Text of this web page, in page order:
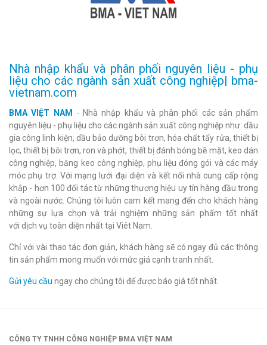
Nhà nhập khẩu và phân phối nguyên liệu - phụ
liệu cho các ngành sản xuất công nghiệp| bma-
vietnam.com
BMA VIỆT NAM
- Nhà nhập khẩu và phân phối các sản phẩm
nguyên liệu - phụ liệu cho các ngành sản xuất công nghiệp như: dầu
gia công linh kiện, dầu bảo dưỡng bôi trơn, hóa chất tẩy rửa, thiết bị
lọc, thiết bị bôi trơn, ron và phớt, thiết bị đánh bóng bề mặt, keo dán
công nghiệp, băng keo công nghiệp, phụ liệu đóng gói và các máy
móc phụ trợ. Với mạng lưới đại diện và kết nối nhà cung cấp rộng
khắp - hơn 100 đối tác từ những thương hiệu uy tín hàng đầu trong
và ngoài nước. Chúng tôi luôn cam kết mang đến cho khách hàng
những sự lựa chọn và trải nghiệm những sản phẩm tốt nhất
với dịch vụ toàn diện nhất tại Viêt Nam.
Chỉ với vài thao tác đơn giản, khách hàng sẽ có ngay đủ các thông
tin sản phẩm mong muốn với mức giá cạnh tranh nhất.
Gửi yêu cầu ngay cho chúng tôi để được báo giá tốt nhất.
CÔNG TY TNHH CÔNG NGHIỆP BMA VIỆT NAM